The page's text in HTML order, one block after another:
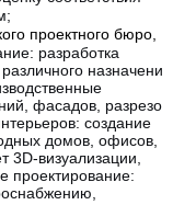
проектного бюро,
разработка
назначения
фасадов, разрезов
: создание
домов, офисов,
3D-визуализации,
проектирование: